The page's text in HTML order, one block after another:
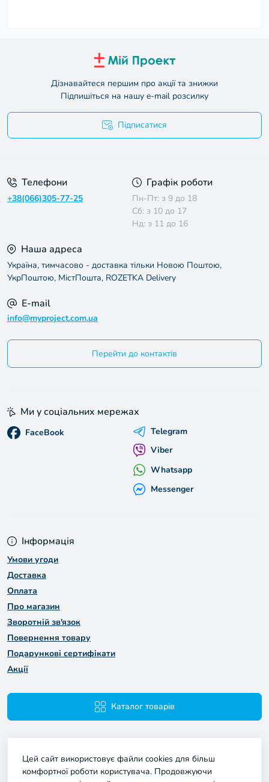
Дізнавайтеся першим про акції та знижки
Підпишіться на нашу e-mail розсилку
Підписатися
Телефони
+38(066)305-77-25
Графік роботи
Пн-Пт: з 9 до 18
Сб: з 10 до 17
Нд: з 11 до 16
Наша адреса
Україна, тимчасово - доставка тільки Новою Поштою,
УкрПоштою, МістПошта, ROZETKA Delivery
E-mail
info@myproject.com.ua
Перейти до контактів
Інформація
Умови угоди
Доставка
Оплата
Про магазин
Зворотній зв'язок
Повернення товару
Подарункові сертифікати
Акції
Каталог товарів
Ми у соціальних мережах
FaceBook
Telegram
Viber
Whatsapp
Messenger
Цей сайт використовує файли cookies для більш
комфортної роботи користувача. Продовжуючи